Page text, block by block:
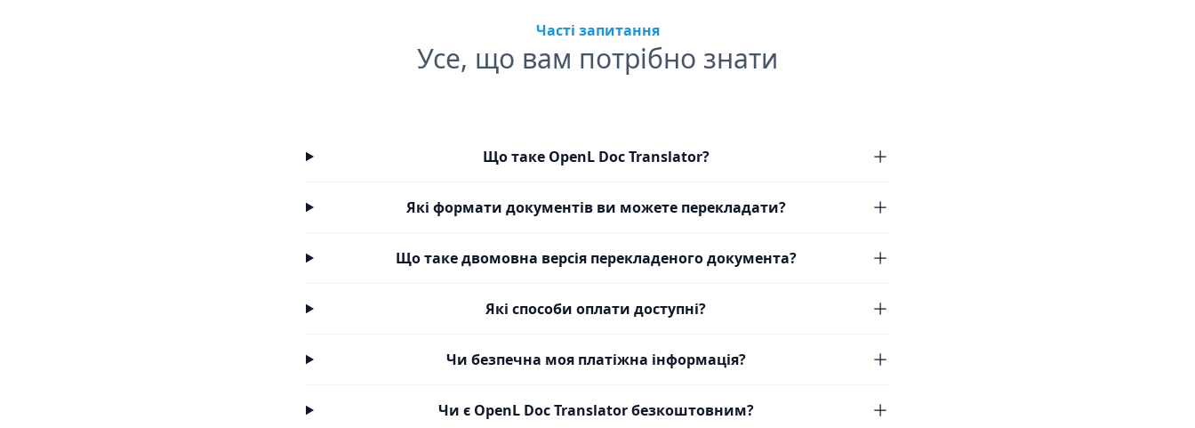
Часті запитання
Усе, що вам потрібно знати
Що таке OpenL Doc Translator?
Які формати документів ви можете перекладати?
Що таке двомовна версія перекладеного документа?
Які способи оплати доступні?
Чи безпечна моя платіжна інформація?
Чи є OpenL Doc Translator безкоштовним?